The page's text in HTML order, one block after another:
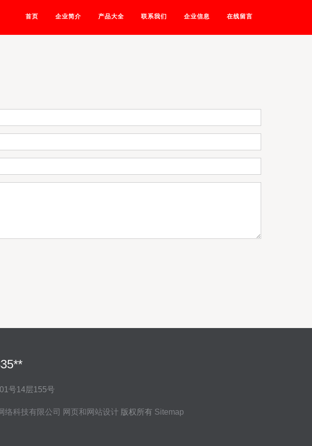
首页 企业简介 产品大全 联系我们 企业信息 在线留言
号14层155号
络科技有限公司 网页和网站设计版权所有 Sitemap